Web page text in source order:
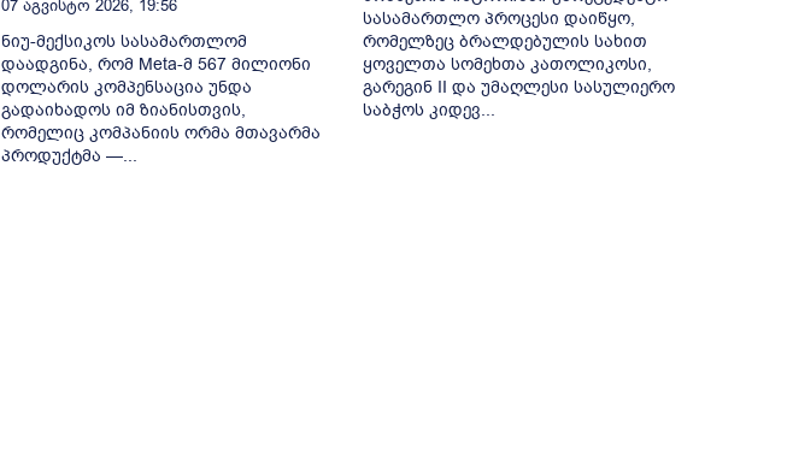
07 Აგვისტო 2026, 19:56
ნიუ-მექსიკოს სასამართლომ
დაადგინა, რომ Meta-მ 567 მილიონი
დოლარის კომპენსაცია უნდა
გადაიხადოს იმ ზიანისთვის,
რომელიც კომპანიის ორმა მთავარმა
პროდუქტმა —...
სასამართლო პროცესი დაიწყო,
რომელზეც ბრალდებულის სახით
ყოველთა სომეხთა კათოლიკოსი,
გარეგინ II და უმაღლესი სასულიერო
საბჭოს კიდევ...